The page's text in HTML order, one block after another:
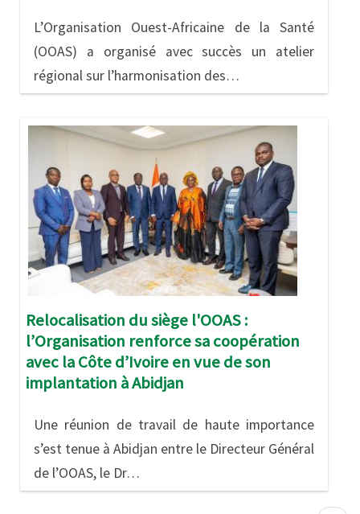
L’Organisation Ouest-Africaine de la Santé
(OOAS) a organisé avec succès un atelier
régional sur l’harmonisation des…
Image
Relocalisation du siège l'OOAS :
l’Organisation renforce sa coopération
avec la Côte d’Ivoire en vue de son
implantation à Abidjan
Une réunion de travail de haute importance
s’est tenue à Abidjan entre le Directeur Général
de l’OOAS, le Dr…